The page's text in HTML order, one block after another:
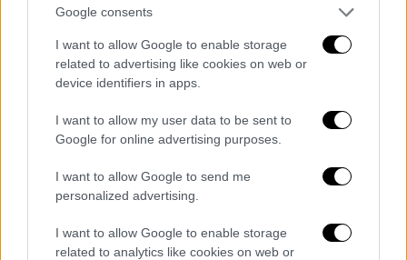
Google consents
I want to allow Google to enable storage
related to advertising like cookies on web or
device identifiers in apps.
I want to allow my user data to be sent to
Google for online advertising purposes.
I want to allow Google to send me
personalized advertising.
I want to allow Google to enable storage
related to analytics like cookies on web or